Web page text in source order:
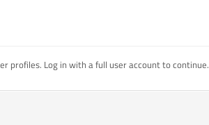
profiles. Log in with a full user account to continue.